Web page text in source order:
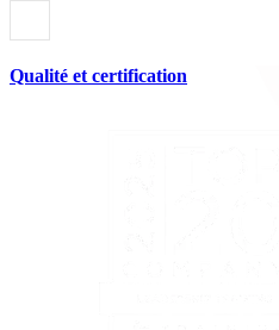
Qualité et certification